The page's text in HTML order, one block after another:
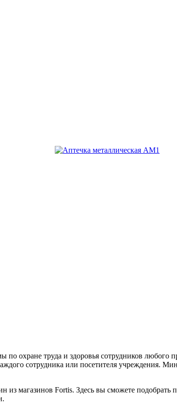
охране труда и здоровья сотрудников любого
сотрудника или посетителя учреждения.
из магазинов Fortis. Здесь вы сможете